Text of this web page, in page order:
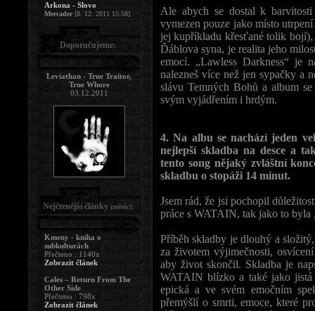
Ale abych se dostal k
vymezen pouze jako místo
jej kupříkladu křesťané tolik
Ďáblova syna, je realita jeho
emocí. „Lawless Darkness“ je
nalezneš více než jen sypačky a
slávu Temných Bohů a album
svým vyjádřením i hrdým.
4. Na albu se nachází jeden
nejlepší skladba na desce a
tento song nějaký zvláštní
skladbu o stopáži 14 minut.
Jsem rád, že jsi pochopil
práce s WATAIN, tak jako to byla
Příběh skladby je dlouhý a
za životem výjimečnosti,
aby život skončil. Skladba je
WATAIN blízko a také jako
epická a ve svém emočním
přemýšlí o smrti, emoce, které
Arkona - Slovo
Mercader[8. 12. 2011 15:58]
Doporučujeme:
Leviathan - True Traitor,
True Whore
03.12.2011
Nejčtenější články (měsíc):
Kmeny - kniha o
subkulturách
Přečteno : 1140x
Zobrazit článek
Cales – Return From The
Other Side
Přečteno : 798x
Zobrazit článek